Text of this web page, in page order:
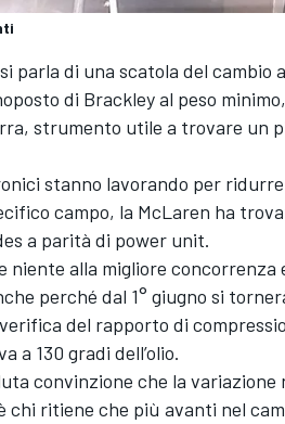
parla di una scatola del cambio
di Brackley al peso
strumento utile a trovare un
stanno lavorando per ridurre
campo, la McLaren ha
a parità di power unit.
niente alla migliore concorrenza
perché dal 1° giugno si
del rapporto di
a 130 gradi dell’olio.
convinzione che la
chi ritiene che più avanti nel